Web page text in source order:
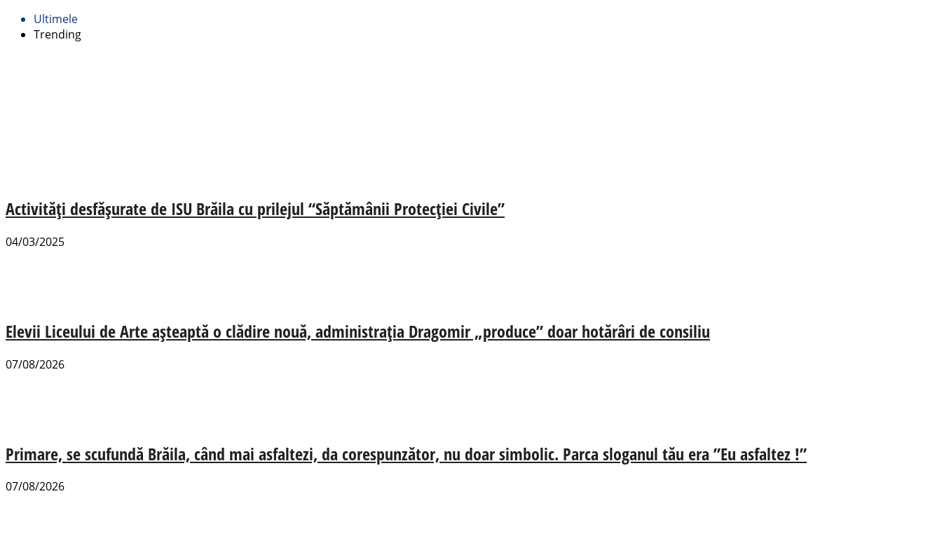
Ultimele
Trending
Activități desfășurate de ISU Brăila cu prilejul “Săptămânii Protecției Civile”
04/03/2025
Elevii Liceului de Arte așteaptă o clădire nouă, administrația Dragomir „produce” doar hotărâri de consiliu
07/08/2026
Primare, se scufundă Brăila, când mai asfaltezi, da corespunzător, nu doar simbolic. Parca sloganul tău era ”Eu asfaltez !”
07/08/2026